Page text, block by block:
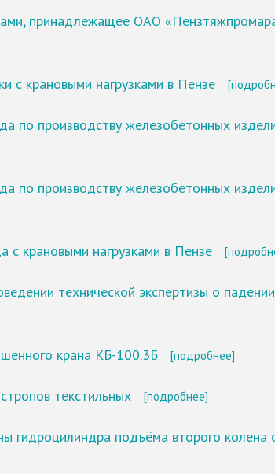
принадлежащее ОАО
с крановыми нагрузками в Пензе
по производству железобетонных
по производству железобетонных
с крановыми нагрузками в Пензе
технической экспертизы о
крана КБ-100.3Б [подробнее]
текстильных [подробнее]
гидроцилиндра подъёма второго колена